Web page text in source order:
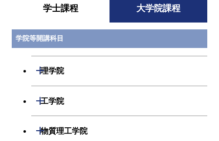
学士課程 大学院課程
学院等開講科目
理学院
開閉
工学院
開閉
機械系
開閉
物質理工学院
開閉